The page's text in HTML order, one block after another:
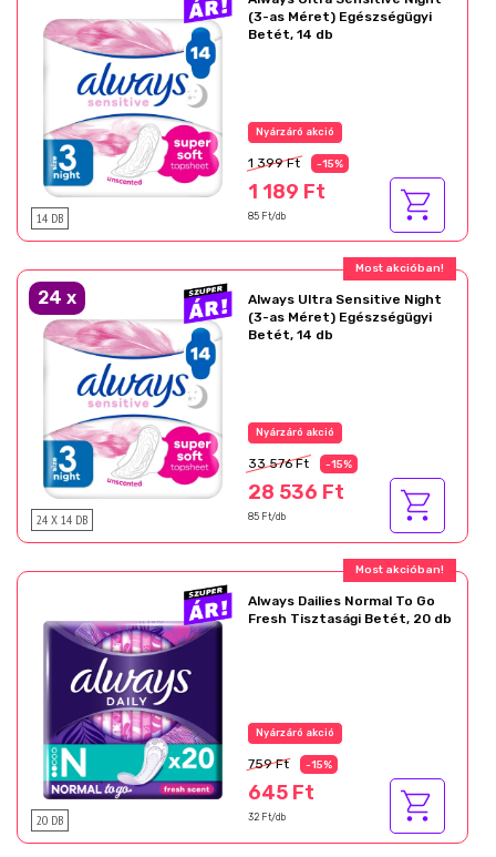
14 DB
(3-as Méret) Egészségügyi
Betét, 14 db
Nyárzáró akció
1 399 Ft -15%
1 189 Ft
85 Ft/db
Most akcióban!
24 x
24 X 14 DB
Always Ultra Sensitive Night
(3-as Méret) Egészségügyi
Betét, 14 db
Nyárzáró akció
33 576 Ft -15%
28 536 Ft
85 Ft/db
Most akcióban!
20 DB
Always Dailies Normal To Go
Fresh Tisztasági Betét, 20 db
Nyárzáró akció
759 Ft -15%
645 Ft
32 Ft/db